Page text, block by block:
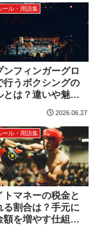
ール・用語集
ンフィンガーグロ
行うボクシングの
とは？違いや魅力
2026.06.27
ール・用語集
トマネーの税金と
る割合は？手元に
額を増やす仕組み